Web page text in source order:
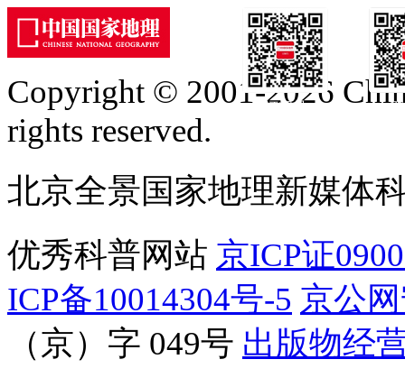
订阅号
Copyright © 2001-2026
rights reserved.
北京全景国家地理新媒体
优秀科普网站 京ICP证
ICP备10014304号-5 京公
（京）字 049号 出版物经